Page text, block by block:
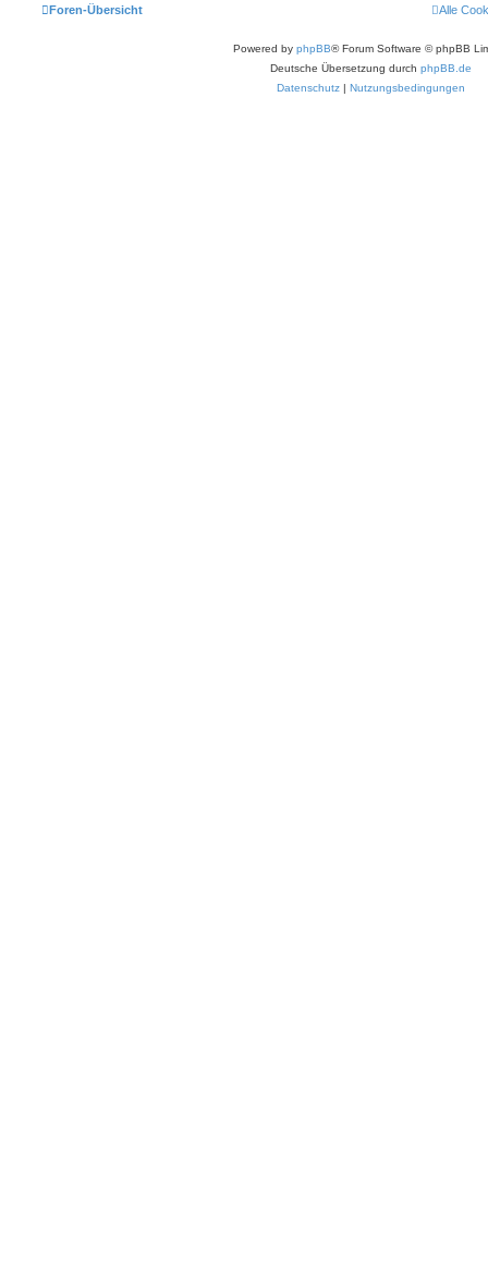
Foren-Übersicht Alle
Powered by phpBB® Forum Software © phpBB
Deutsche Übersetzung durch phpBB.de
Datenschutz | Nutzungsbedingungen